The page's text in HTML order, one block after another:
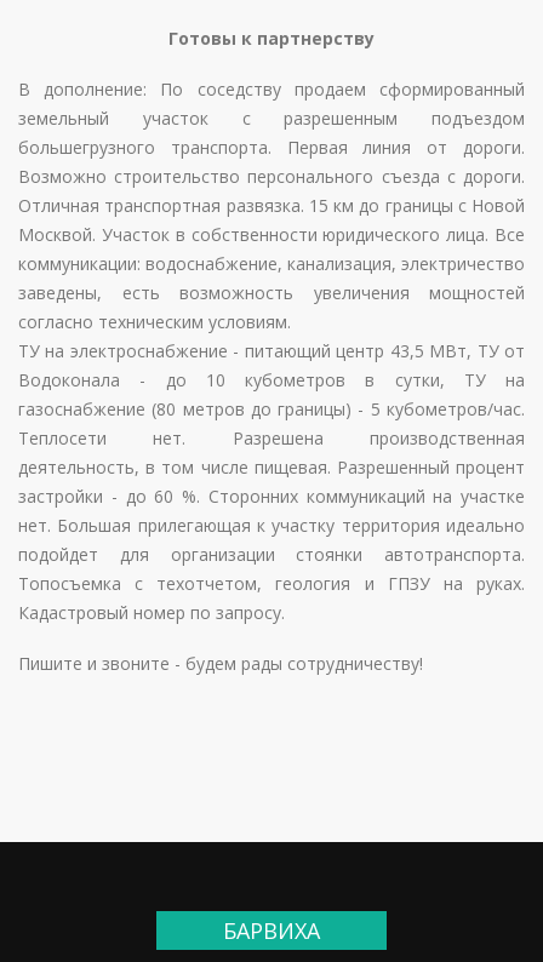
Готовы к партнерству
В дополнение: По соседству продаем сформированный
земельный участок с разрешенным подъездом
большегрузного транспорта. Первая линия от дороги.
Возможно строительство персонального съезда с дороги.
Отличная транспортная развязка. 15 км до границы с Новой
Москвой. Участок в собственности юридического лица. Все
коммуникации: водоснабжение, канализация, электричество
заведены, есть возможность увеличения мощностей
согласно техническим условиям.
ТУ на электроснабжение - питающий центр 43,5 МВт, ТУ от
Водоконала - до 10 кубометров в сутки, ТУ на
газоснабжение (80 метров до границы) - 5 кубометров/час.
Теплосети нет. Разрешена производственная
деятельность, в том числе пищевая. Разрешенный процент
застройки - до 60 %. Сторонних коммуникаций на участке
нет. Большая прилегающая к участку территория идеально
подойдет для организации стоянки автотранспорта.
Топосъемка с техотчетом, геология и ГПЗУ на руках.
Кадастровый номер по запросу.
Пишите и звоните - будем рады сотрудничеству!
БАРВИХА